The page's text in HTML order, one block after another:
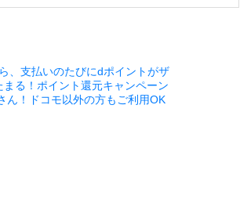
、支払いのたびにdポイントがザ
まる！ポイント還元キャンペーン
ん！ドコモ以外の方もご利用OK